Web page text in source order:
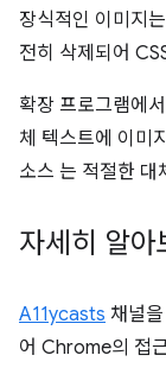
장식적인 이미지
전히 삭제되어
확장 프로그램에
체 텍스트에 이미
소스 는 적절한 대
자세히 알아
A11ycasts 채널
어 Chrome의 접